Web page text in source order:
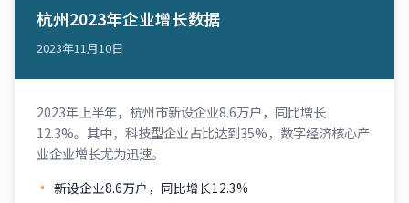
杭州2023年企业增长数据
2023年11月10日
2023年上半年，杭州市新设企业8.6万户，同比增长
12.3%。其中，科技型企业占比达到35%，数字经济核心产
业企业增长尤为迅速。
新设企业8.6万户，同比增长12.3%